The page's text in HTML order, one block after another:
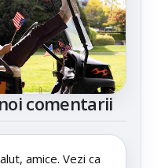
comentarii
amice. Vezi ca